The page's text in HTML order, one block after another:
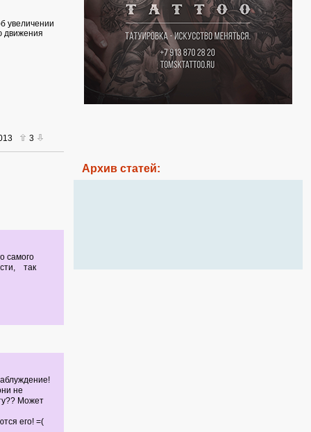
увеличении
движения
3
самого
так
не
Может
его! =(
Архив статей: